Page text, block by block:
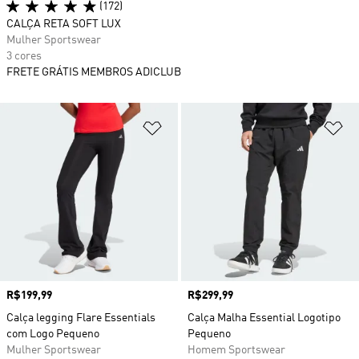
Adicionar à Lista de Desejos
Preço
R$199,99
Calça legging Flare Essentials
com Logo Pequeno
Mulher Sportswear
Preço
R$299,99
Calça Malha Essential Logotipo
Pequeno
Homem Sportswear
(172)
CALÇA RETA SOFT LUX
Mulher Sportswear
3 cores
FRETE GRÁTIS MEMBROS ADICLUB